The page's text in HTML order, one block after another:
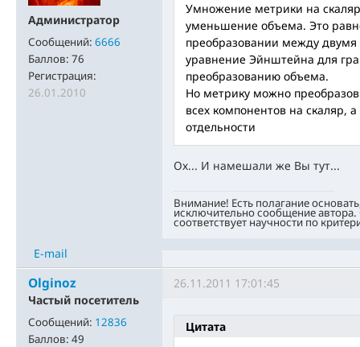
Администратор
Сообщений: 6666
Баллов: 76
Регистрация:
26.01.2010
Умножение метрики на
уменьшение объема. Это
преобразовании между
уравнение Эйнштейна для
преобразованию объема.
Но метрику можно
всех компонентов на скаляр,
отдельности
Ох... И намешали же Вы тут...
Внимание! Есть полагание
исключительно сообщение
соответствует научности по
E-mail
Olginoz
Частый посетитель
Сообщений: 12836
Баллов: 49
26.11.2011 17:01:45
Цитата